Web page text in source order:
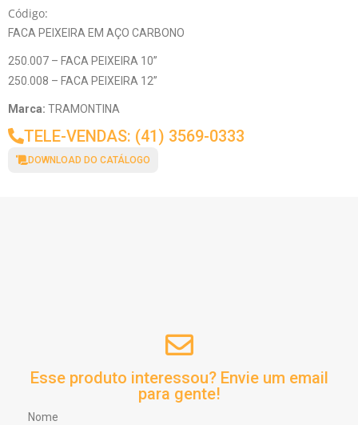
Código:
FACA PEIXEIRA EM AÇO CARBONO
250.007 – FACA PEIXEIRA 10”
250.008 – FACA PEIXEIRA 12”
Marca: TRAMONTINA
TELE-VENDAS: (41) 3569-0333
DOWNLOAD DO CATÁLOGO
Esse produto interessou? Envie um email
para gente!
Nome